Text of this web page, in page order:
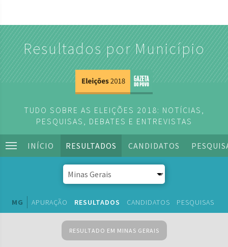
Resultados por Município
TUDO SOBRE AS ELEIÇÕES 2018: NOTÍCIAS,
PESQUISAS, DEBATES E ENTREVISTAS
INÍCIO RESULTADOS CANDIDATOS
MG APURAÇÃO RESULTADOS CANDIDATOS PESQUISAS
RESULTADO EM MINAS GERAIS